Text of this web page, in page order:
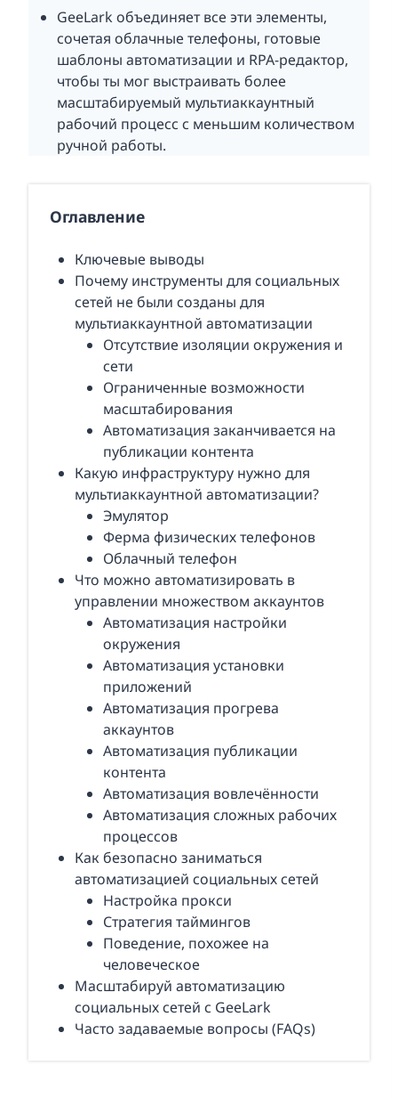
GeeLark объединяет все эти элементы,
сочетая облачные телефоны, готовые
шаблоны автоматизации и RPA-редактор,
чтобы ты мог выстраивать более
масштабируемый мультиаккаунтный
рабочий процесс с меньшим количеством
ручной работы.
Оглавление
Ключевые выводы
Почему инструменты для социальных
сетей не были созданы для
мультиаккаунтной автоматизации
Отсутствие изоляции окружения и
сети
Ограниченные возможности
масштабирования
Автоматизация заканчивается на
публикации контента
Какую инфраструктуру нужно для
мультиаккаунтной автоматизации?
Эмулятор
Ферма физических телефонов
Облачный телефон
Что можно автоматизировать в
управлении множеством аккаунтов
Автоматизация настройки
окружения
Автоматизация установки
приложений
Автоматизация прогрева
аккаунтов
Автоматизация публикации
контента
Автоматизация вовлечённости
Автоматизация сложных рабочих
процессов
Как безопасно заниматься
автоматизацией социальных сетей
Настройка прокси
Стратегия таймингов
Поведение, похожее на
человеческое
Масштабируй автоматизацию
социальных сетей с GeeLark
Часто задаваемые вопросы (FAQs)